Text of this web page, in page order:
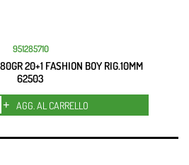
951285710
20+1 FASHION BOY RIG.10MM
62503
Quantità
AGG. AL CARRELLO